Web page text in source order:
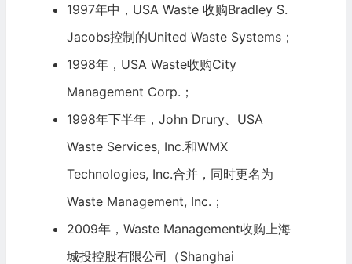
1997年中，USA Waste 收购Bradley S.
Jacobs控制的United Waste Systems；
1998年，USA Waste收购City
Management Corp.；
1998年下半年，John Drury、USA
Waste Services, Inc.和WMX
Technologies, Inc.合并，同时更名为
Waste Management, Inc.；
2009年，Waste Management收购上海
城投控股有限公司（Shanghai